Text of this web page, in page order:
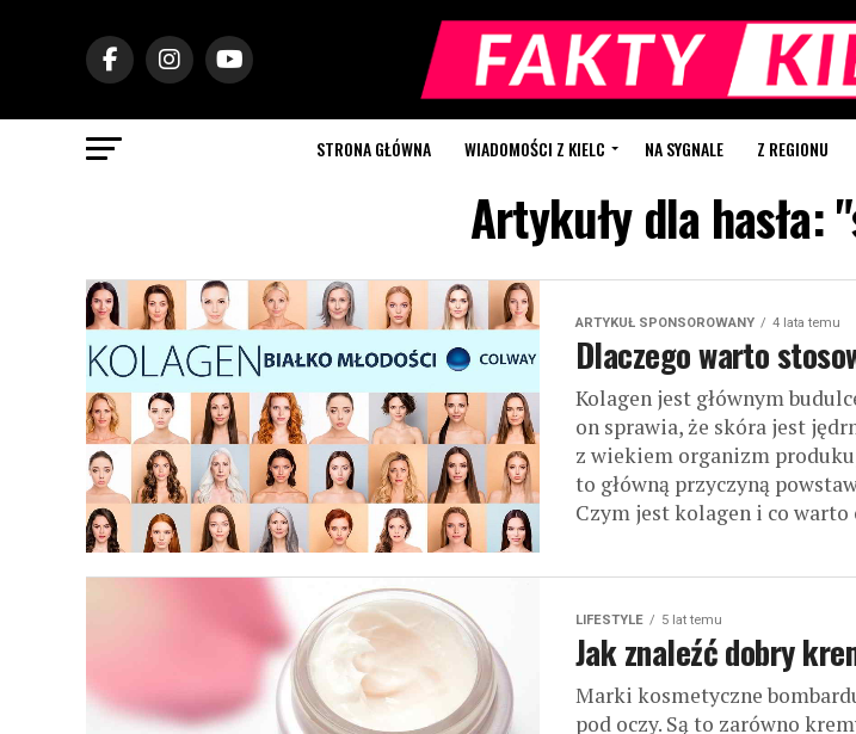
STRONA GŁÓWNA WIADOMOŚCI Z KIELC NA SYGNALE Z REGIONU
Artykuły dla hasła:
ARTYKUŁ SPONSOROWANY 4 lata temu
Dlaczego warto
Kolagen jest głównym
on sprawia, że skóra jest
z wiekiem organizm
to główną przyczyną
Czym jest kolagen i co warto
LIFESTYLE 5 lat temu
Jak znaleźć dobry
Marki kosmetyczne
pod oczy. Są to zarówno